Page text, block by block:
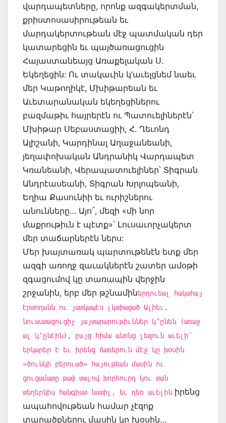
վարդապետները, որոնք ազգակերտման,
քրիստոսասիրութեան եւ
մարդակերտութեան մէջ պատմական դեր
կատարեցին եւ պայծառացուցին
Հայաստանեայց Առաքելական Ս.
Եկեղեցին: Ու տակաւին կ’աւելցնեմ նաեւ
մեր Կաթողիկէ, Մխիթարեան եւ
Աւետարանական եկեղեցիներու
բազմաթիւ հայրերէն ու Պատուելիներէն՝
Մխիթար Սեբաստացիի, Հ. Ղեւոնդ
Ալիշանի, Կարդինալ Աղաջանեանի,
յեղափոխական Անդրանիկ Վարդապետ
Կռանեանի, Վերապատուելիներ՝ Տիգրան
Անդրէասեանի, Տիգրան Խրլոպեանի,
Եղիա Քասունիի եւ ուրիշներու
անունները… Այո՜, մեզի «մի նոր
մաքրութիւն է պէտք»՝ Լուսաւորչակերտ
մեր տաճարներէն ներս:
Մեր խայտառակ պարտութենէն ետք մեր
ազգի առողջ զաւակներէն շատեր ամօթի
զգացումով կը տառապին վերջին
շրջանին, երբ մեր թշնամիներդուեալ հակահայ
Էրտողանն ու յատկապէս լկտիացած Ալիեւ,
նուաստացուցիչ յայտարարութիւններ կ’ընեն (առաջ
ալ կ’ընէին), բայց հիմա անոնց լեզուն աւելի՝
երկարեր է եւ իրենց ճառերուն մէջ կը խօսին
«ծունկի բերուած» հայութեան մասին ու
ցուցամատը թափ տալով խորհուրդ կու տան
տեղերնիս հանգիստ նստիլ, եւ դեռ աւելին իրենց
ապահովութեան համար չէզոք
տարածքներու մասին կը խօսին…